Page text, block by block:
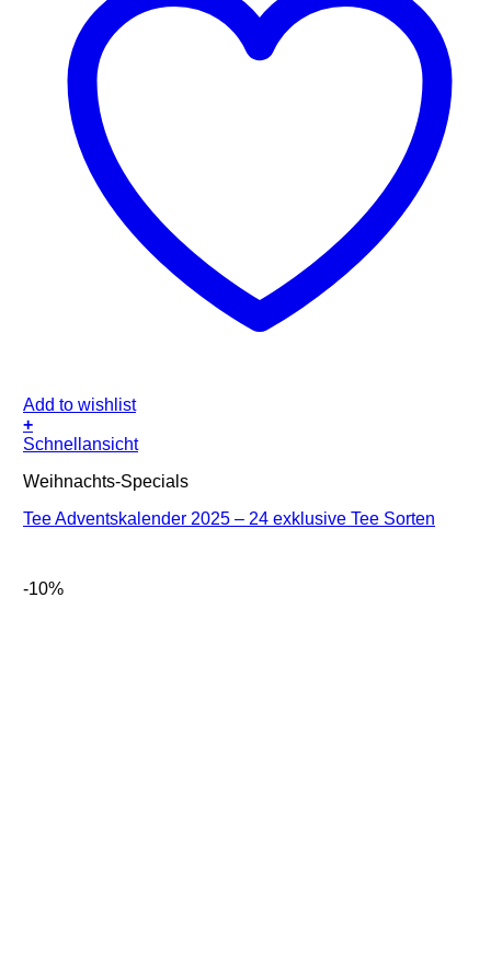
Add to wishlist
+
Schnellansicht
Weihnachts-Specials
Tee Adventskalender 2025 – 24 exklusive Tee Sorten
-10%